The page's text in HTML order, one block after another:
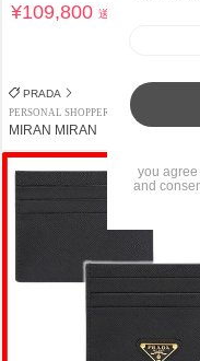
¥109,800送料込
PRADA
PERSONAL SHOPPER
MIRAN MIRAN